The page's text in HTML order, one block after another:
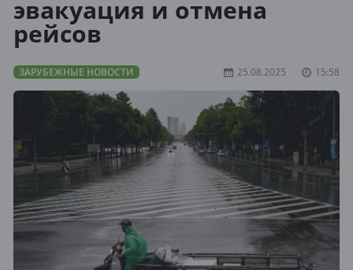
эвакуация и отмена
рейсов
ЗАРУБЕЖНЫЕ НОВОСТИ 25.08.2025 15:58